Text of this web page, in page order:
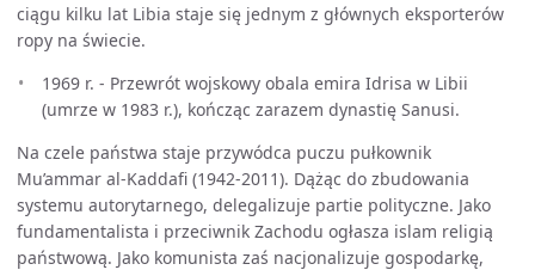
ciągu kilku lat Libia staje się jednym z głównych eksporterów
ropy na świecie.
1969 r. - Przewrót wojskowy obala emira Idrisa w Libii
(umrze w 1983 r.), kończąc zarazem dynastię Sanusi.
Na czele państwa staje przywódca puczu pułkownik
Mu’ammar al-Kaddafi (1942-2011). Dążąc do zbudowania
systemu autorytarnego, delegalizuje partie polityczne. Jako
fundamentalista i przeciwnik Zachodu ogłasza islam religią
państwową. Jako komunista zaś nacjonalizuje gospodarkę,